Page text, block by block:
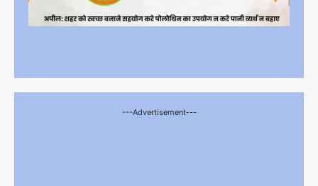
---Advertisement---